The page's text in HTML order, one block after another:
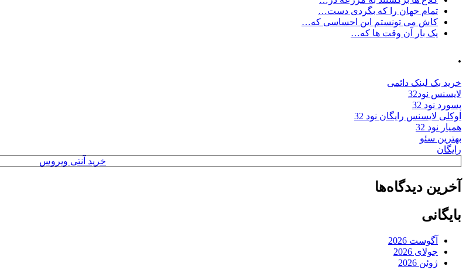
تمام جهان را که بگردی دست…
کاش می تونستم این احساسی که…
یک بار آن وقت ها که…
.
خرید بک لینک دائمی
لایسنس نود32
پسورد نود 32
اوکلی لایسنس رایگان نود 32
همیار نود 32
بهترین سئو
رایگان
خرید آنتی ویروس
آخرین دیدگاه‌ها
بایگانی
آگوست 2026
جولای 2026
ژوئن 2026